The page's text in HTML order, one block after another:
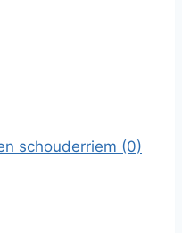
schouderriem (0)